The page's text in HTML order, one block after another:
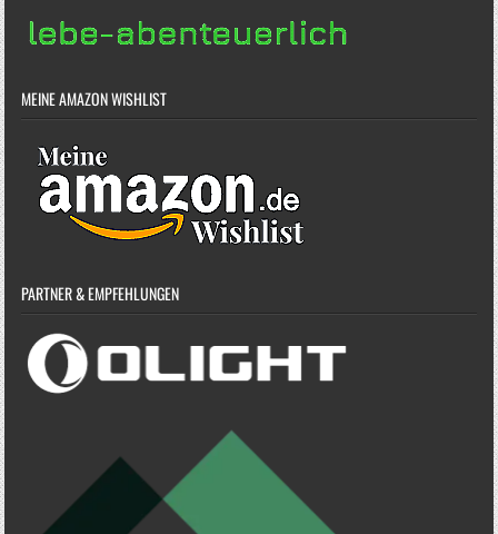
MEINE AMAZON WISHLIST
PARTNER & EMPFEHLUNGEN